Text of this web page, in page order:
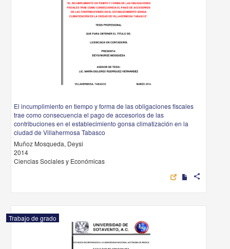
El incumplimiento en tiempo y forma de las obligaciones fiscales
trae como consecuencia el pago de accesorios de las
contribuciones en el establecimiento gonsa climatización en la
ciudad de Villahermosa Tabasco
Muñoz Mosqueda, Deysi
2014
Ciencias Sociales y Económicas
share
Trabajo de grado